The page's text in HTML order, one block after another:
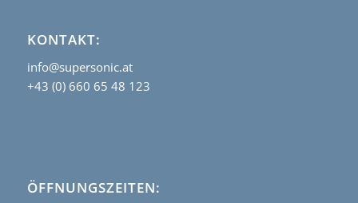
KONTAKT:
info@supersonic.at
+43 (0) 660 65 48 123
ÖFFNUNGSZEITEN: